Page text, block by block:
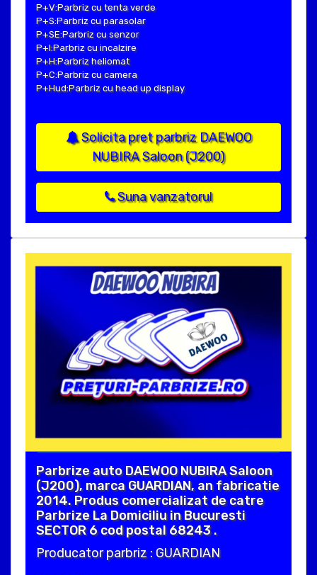
P+V:Parbriz cu tenta verde
P+S:Parbriz cu parasolar
P+SE:Parbriz cu senzor
P+I:Parbriz cu incalzire
P+H:Parbriz heliomat
P+C:Parbriz cu camera
P+Hud:Parbriz cu head up display
Solicita pret parbriz DAEWOO
NUBIRA Saloon (J200)
Suna vanzatorul
Parbrize auto DAEWOO NUBIRA Saloon
(J200), marca GUARDIAN, an fabricatie
2014. Produs comercializat de catre
Parbrize La Domiciliu in Bucuresti
SECTOR 6 cod postal 68243 .
Producator parbriz : GUARDIAN